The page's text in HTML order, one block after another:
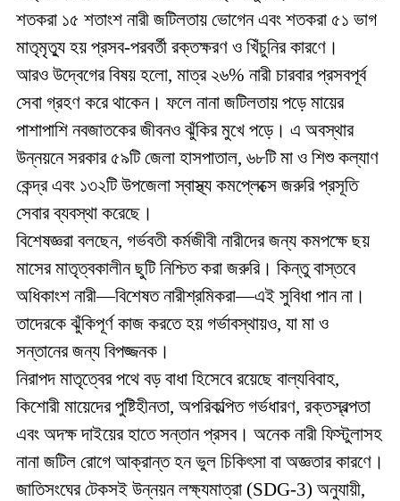
শতকরা ১৫ শতাংশ নারী জটিলতায় ভোগেন এবং শতকরা ৫১ ভাগ
মাতৃমৃত্যু হয় প্রসব-পরবর্তী রক্তক্ষরণ ও খিঁচুনির কারণে।
আরও উদ্বেগের বিষয় হলো, মাত্র ২৬% নারী চারবার প্রসবপূর্ব
সেবা গ্রহণ করে থাকেন। ফলে নানা জটিলতায় পড়ে মায়ের
পাশাপাশি নবজাতকের জীবনও ঝুঁকির মুখে পড়ে। এ অবস্থার
উন্নয়নে সরকার ৫৯টি জেলা হাসপাতাল, ৬৮টি মা ও শিশু কল্যাণ
কেন্দ্র এবং ১৩২টি উপজেলা স্বাস্থ্য কমপ্লেক্সে জরুরি প্রসূতি
সেবার ব্যবস্থা করেছে।
বিশেষজ্ঞরা বলছেন, গর্ভবতী কর্মজীবী নারীদের জন্য কমপক্ষে ছয়
মাসের মাতৃত্বকালীন ছুটি নিশ্চিত করা জরুরি। কিন্তু বাস্তবে
অধিকাংশ নারী—বিশেষত নারীশ্রমিকরা—এই সুবিধা পান না।
তাদেরকে ঝুঁকিপূর্ণ কাজ করতে হয় গর্ভাবস্থায়ও, যা মা ও
সন্তানের জন্য বিপজ্জনক।
নিরাপদ মাতৃত্বের পথে বড় বাধা হিসেবে রয়েছে বাল্যবিবাহ,
কিশোরী মায়েদের পুষ্টিহীনতা, অপরিকল্পিত গর্ভধারণ, রক্তস্বল্পতা
এবং অদক্ষ দাইয়ের হাতে সন্তান প্রসব। অনেক নারী ফিস্টুলাসহ
নানা জটিল রোগে আক্রান্ত হন ভুল চিকিৎসা বা অজ্ঞতার কারণে।
জাতিসংঘের টেকসই উন্নয়ন লক্ষ্যমাত্রা (SDG-3) অনুযায়ী,